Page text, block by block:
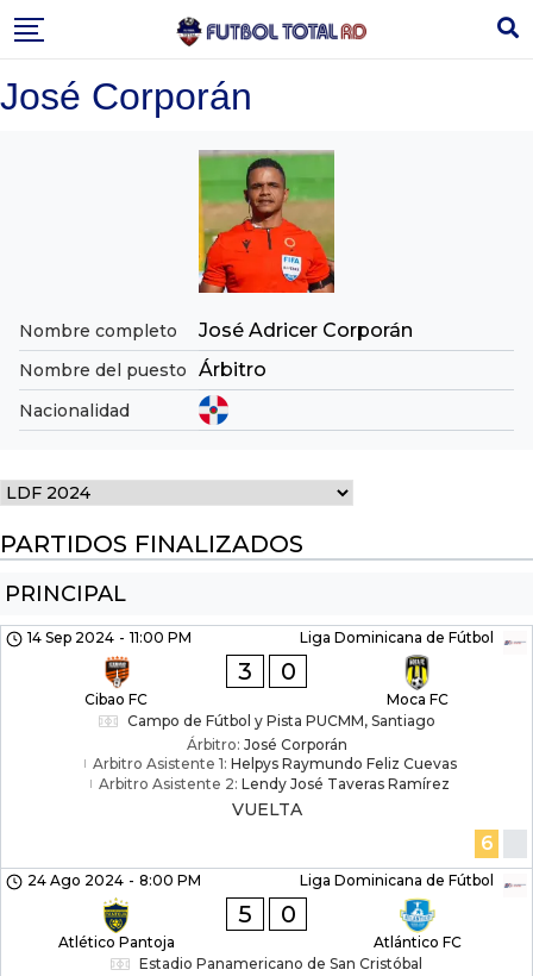
to
José Corporán
Nombre completo José Adricer Corporán
Nombre del puesto Árbitro
Nacionalidad
PARTIDOS FINALIZADOS
PRINCIPAL
Liga Dominicana de Fútbol
14 Sep 2024 - 11:00 PM
Cibao FC
3 0
Moca FC
Campo de Fútbol y Pista PUCMM, Santiago
Árbitro: José Corporán
Arbitro Asistente 1: Helpys Raymundo Feliz Cuevas
Arbitro Asistente 2: Lendy José Taveras Ramírez
VUELTA
6
Liga Dominicana de Fútbol
24 Ago 2024 - 8:00 PM
Atlético Pantoja
5 0
Atlántico FC
Estadio Panamericano de San Cristóbal